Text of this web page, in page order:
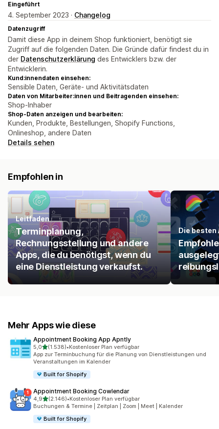
Eingeführt
4. September 2023 · Changelog
Datenzugriff
Damit diese App in deinem Shop funktioniert, benötigt sie
Zugriff auf die folgenden Daten. Die Gründe dafür findest du in
der Datenschutzerklärung des Entwicklers bzw. der
Entwicklerin.
Kund:innendaten einsehen:
Sensible Daten, Geräte- und Aktivitätsdaten
Daten von Mitarbeiter:innen und Beitragenden einsehen:
Shop-Inhaber
Shop-Daten anzeigen und bearbeiten:
Kunden, Produkte, Bestellungen, Shopify Functions,
Onlineshop, andere Daten
Details sehen
Empfohlen in
Leitfaden
Terminplanung,
Rechnungsstellung und andere
Apps, die du benötigst, wenn du
eine Dienstleistung verkaufst.
Die
Mehr Apps wie diese
Appointment Booking App Apntly
5,0von 5 Sternen
(1.538)
1538 Rezensionen insgesamt
•Kostenloser Plan verfügbar
App zur Terminbuchung für die Planung von Dienstleistungen und
Veranstaltungen im Kalender
Built for Shopify
Appointment Booking Cowlendar
4,9von 5 Sternen
(2.146)
2146 Rezensionen insgesamt
•Kostenloser Plan verfügbar
Buchungen & Termine | Zeitplan | Zoom | Meet | Kalender
Built for Shopify